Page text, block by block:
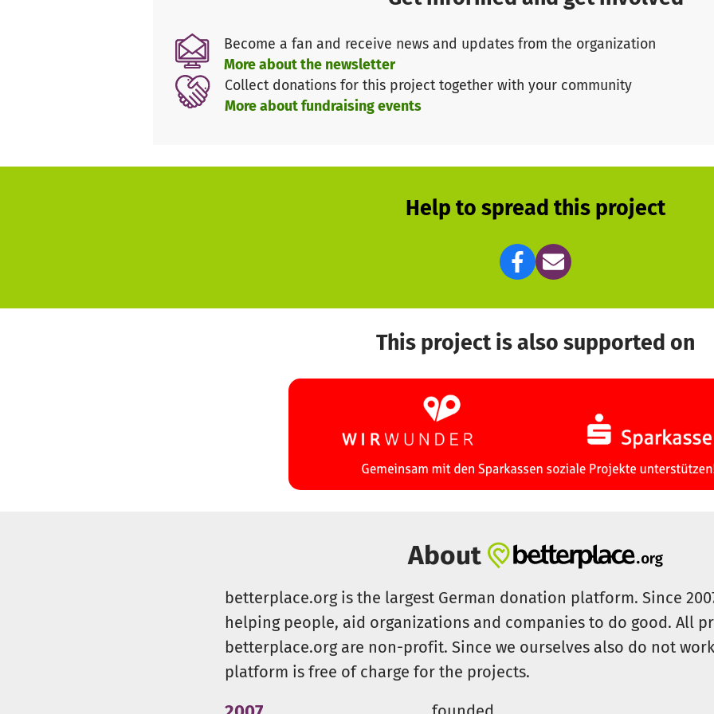
leben. Entscheidendes Kriterium ist das Verbreitungsgebiet der „Nürnberger
Zeitung“ mit den Heimatausgaben. Es erstreckt sich von Forchheim bis
Gunzenhausen und von Höchstadt an der Aisch bis Neumarkt in der Oberpfalz.
„Freude für alle“ hilft direkt:Jeder gespendete Euro kommt ohne Abzüge
Zuwendungen via PayPal und Kreditkarte, von denen eine geringe Gebühr an den
Zuwendungen geben wir größtenteils direkt an notleidende Menschen weiter, zu
der Lage, schnell zu reagieren, etwa um eine Wohnungskündigung abzuwenden –
kommunalen Diensten, anerkannten sozialen Einrichtungen und einem „schlanken“
Become a fan and receive news and updates from the organization
More about the newsletter
Collect donations for this project together with your community
More about fundraising events
Help to spread this project
This project is also supported on
About
betterplace.org is the largest German donation platform. Since
helping people, aid organizations and companies to do good. All
betterplace.org are non-profit. Since we ourselves also do not
platform is free of charge for the projects.